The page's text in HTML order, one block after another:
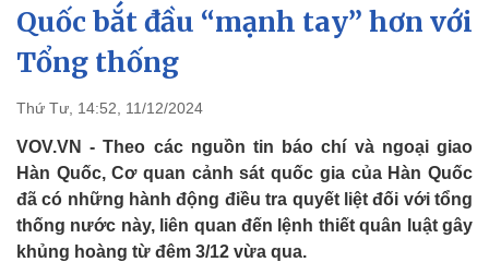
Đảng
Tổ chức nhân sự
Quốc hội
Nhận diện sự thật
Tin 24h
Dự báo thời tiết
Quốc bắt đầu “mạnh tay” hơn với
Tổng thống
Thứ Tư, 14:52, 11/12/2024
VOV.VN - Theo các nguồn tin báo chí và ngoại giao
Hàn Quốc, Cơ quan cảnh sát quốc gia của Hàn Quốc
đã có những hành động điều tra quyết liệt đối với tổng
thống nước này, liên quan đến lệnh thiết quân luật gây
khủng hoàng từ đêm 3/12 vừa qua.